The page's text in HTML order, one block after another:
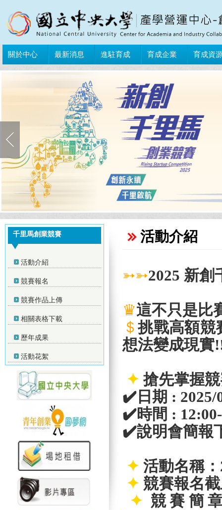
關於中心 最新消息 進駐育成 育成企業 育成資
千里馬創業競賽
活動介紹
競賽報名
競賽作品上傳
相關表格下載
歷年成果
活動花絮
活動介紹
➳➳2025 新創
♛這不只是比
＄挑戰高額競
想法變成現實
✦搶先掌握
✔ 日期 :
✔️時間 :
✔️說明會簡報
✦ 活動名稱
✦ 競賽報名
✦ 競賽簡